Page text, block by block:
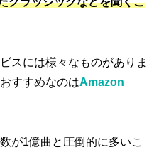
スには様々なものがありま
すすめなのはAmazon
が1億曲と圧倒的に多いこ